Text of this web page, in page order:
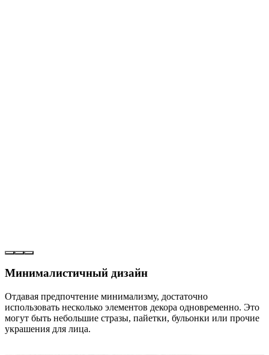
Минималистичный дизайн
Отдавая предпочтение минимализму, достаточно
использовать несколько элементов декора одновременно. Это
могут быть небольшие стразы, пайетки, бульонки или прочие
украшения для лица.